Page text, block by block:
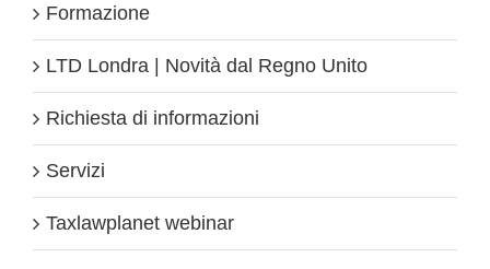
Formazione
LTD Londra | Novità dal Regno Unito
Richiesta di informazioni
Servizi
Taxlawplanet webinar